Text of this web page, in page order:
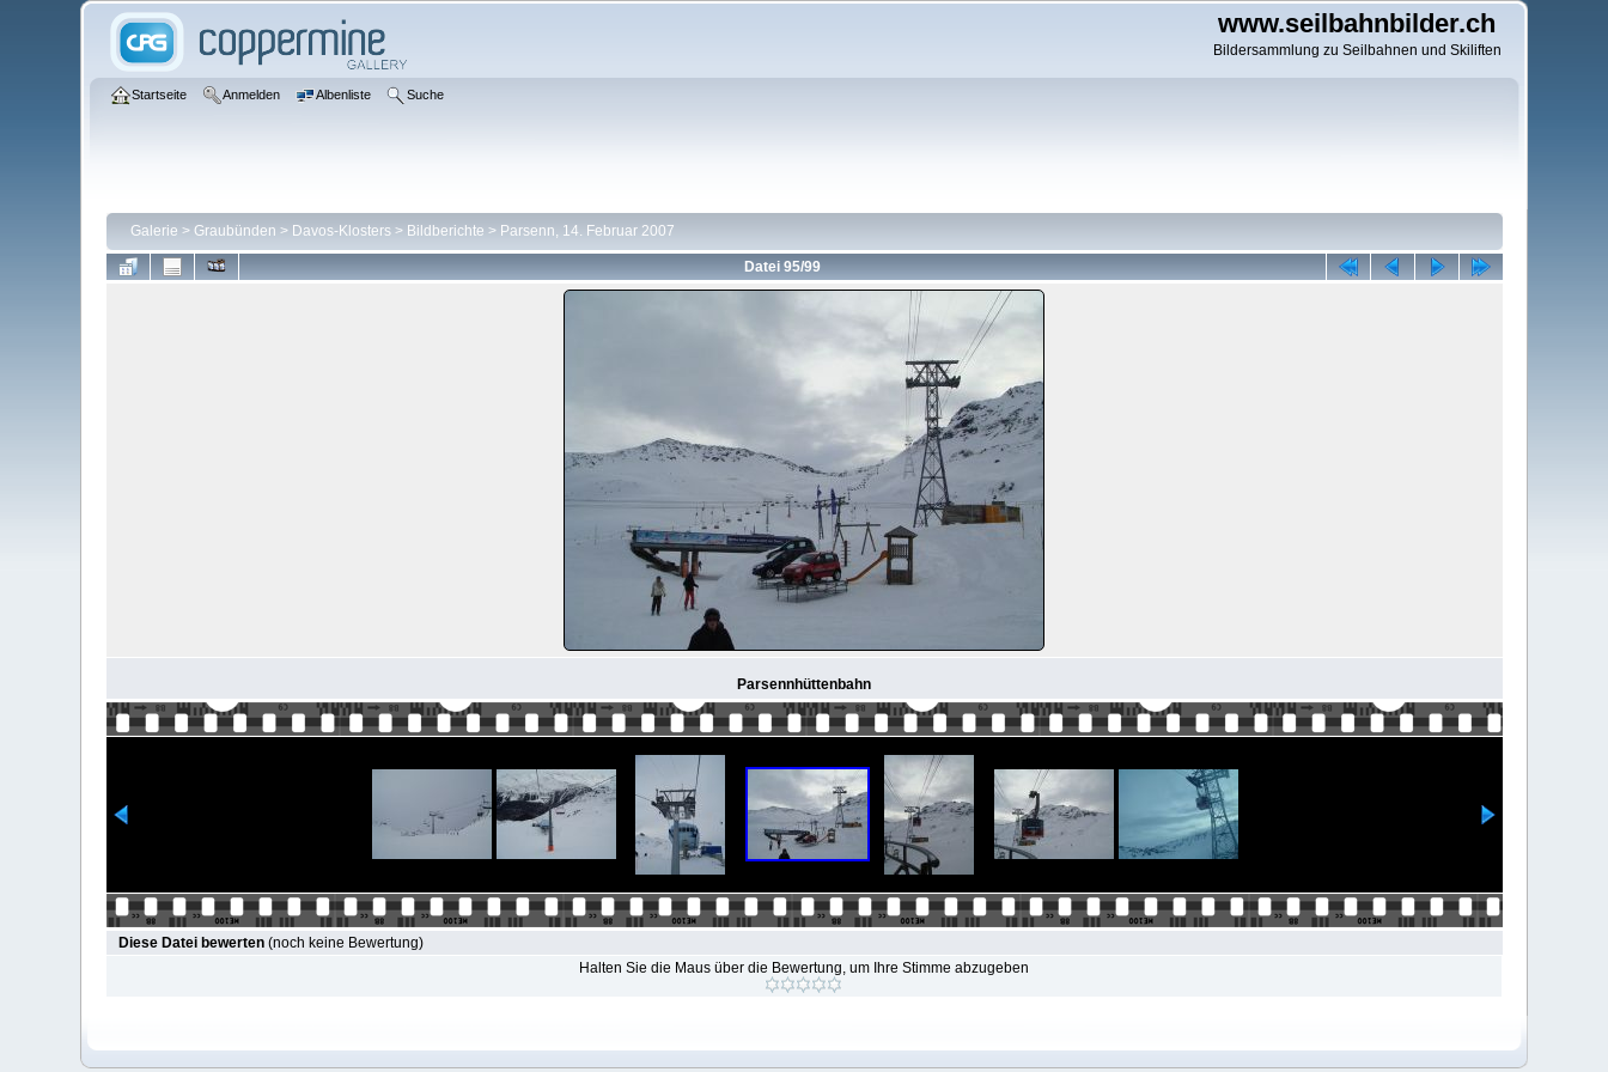
www.seilbahnbilder.ch
Bildersammlung zu Seilbahnen und Skiliften
Startseite Anmelden Albenliste Suche
Galerie > Graubünden > Davos-Klosters> Bildberichte > Parsenn, 14. Februar 2007
Datei 95/99
Parsennhüttenbahn
Diese Datei bewerten(noch keine Bewertung)
Halten Sie die Maus über die Bewertung, um Ihre Stimme abzugeben